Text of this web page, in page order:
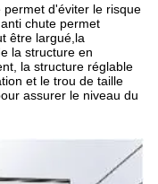
permet d'éviter le risque
chute permet
être largué,la
la structure en
la structure réglable
et le trou de taille
assurer le niveau du